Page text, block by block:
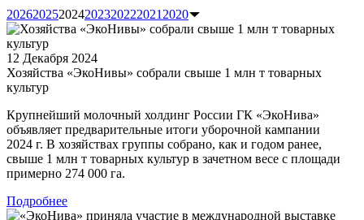
202620252024202320222021 2020
12 Декабря 2024
Хозяйства «ЭкоНивы» собрали свыше 1 млн т товарных
культур
Крупнейший молочный холдинг России ГК «ЭкоНива»
объявляет предварительные итоги уборочной кампании
2024 г. В хозяйствах группы собрано, как и годом ранее,
свыше 1 млн т товарных культур в зачетном весе с площади
примерно 274 000 га.
Подробнее